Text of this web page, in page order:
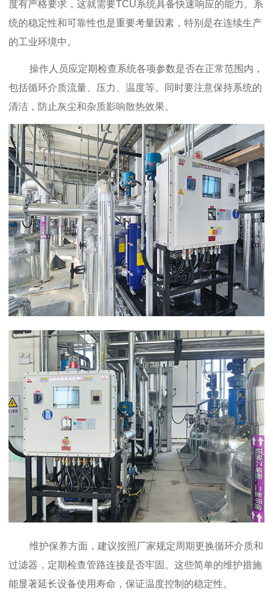
度有严格要求，这就需要TCU系统具备快速响应的能力。系
统的稳定性和可靠性也是重要考量因素，特别是在连续生产
的工业环境中。
操作人员应定期检查系统各项参数是否在正常范围内，
包括循环介质流量、压力、温度等。同时要注意保持系统的
清洁，防止灰尘和杂质影响散热效果。
维护保养方面，建议按照厂家规定周期更换循环介质和
过滤器，定期检查管路连接是否牢固。这些简单的维护措施
能显著延长设备使用寿命，保证温度控制的稳定性。